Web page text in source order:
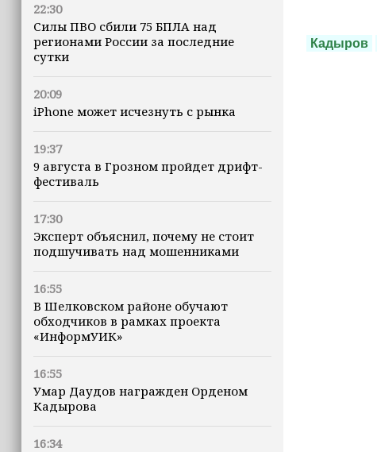
22:30
Силы ПВО сбили 75 БПЛА над
регионами России за последние
сутки
20:09
iPhone может исчезнуть с рынка
19:37
9 августа в Грозном пройдет дрифт-
фестиваль
17:30
Эксперт объяснил, почему не стоит
подшучивать над мошенниками
16:55
В Шелковском районе обучают
обходчиков в рамках проекта
«ИнформУИК»
16:55
Умар Даудов награжден Орденом
Кадырова
16:34
Кадыров